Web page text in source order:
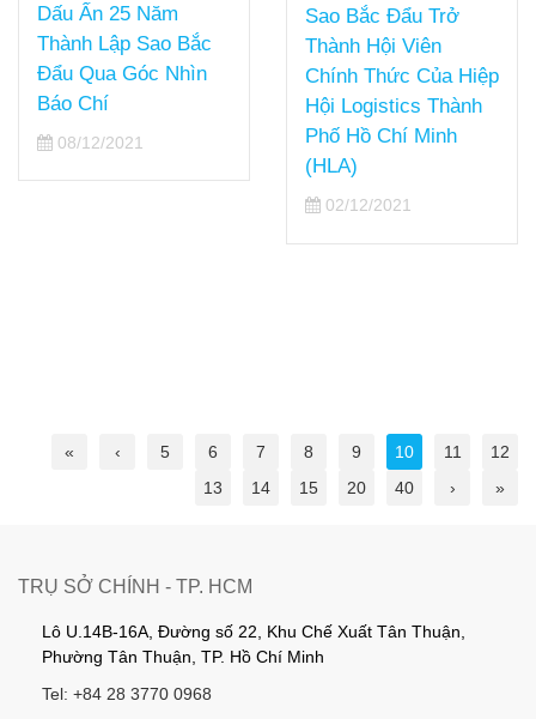
Dấu Ấn 25 Năm
Thành Lập Sao Bắc
Đẩu Qua Góc Nhìn
Báo Chí
08/12/2021
Sao Bắc Đẩu Trở
Thành Hội Viên
Chính Thức Của Hiệp
Hội Logistics Thành
Phố Hồ Chí Minh
(HLA)
02/12/2021
« ‹ 5 6 7 8 9 10 11
12
13
14 15 20 40 › »
TRỤ SỞ CHÍNH - TP. HCM
Lô U.14B-16A, Đường số 22, Khu Chế Xuất Tân Thuận,
Phường Tân Thuận, TP. Hồ Chí Minh
Tel: +84 28 3770 0968